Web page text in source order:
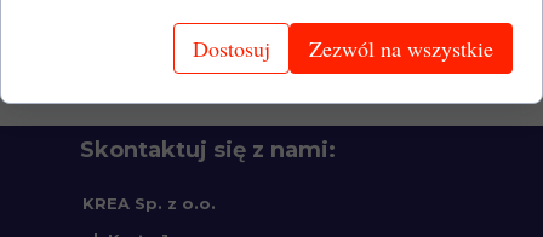
Skontaktuj się z nami:
KREA Sp. z o.o.
Dostosuj Zezwól na wszystkie